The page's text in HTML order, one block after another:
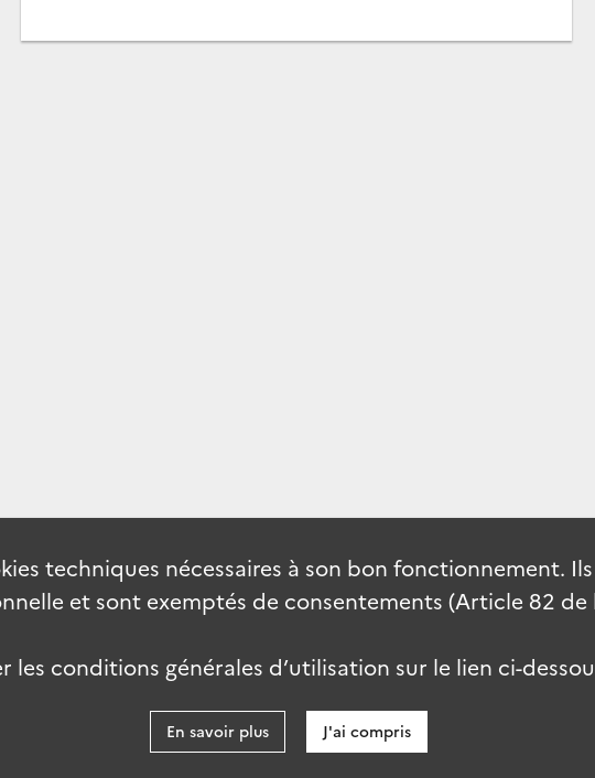
techniques nécessaires à son bon fonctionnement.
et sont exemptés de consentements (Article 82
les conditions générales d’utilisation sur le lien ci-
En savoir plus J'ai compris